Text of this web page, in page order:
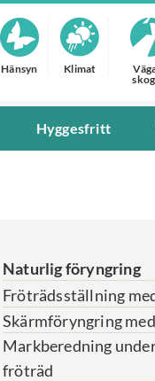
Hänsyn Klimat
Hyggesfritt
Naturlig föryngring
Fröträdsställning
Skärmföryngring
Markberedning
fröträd